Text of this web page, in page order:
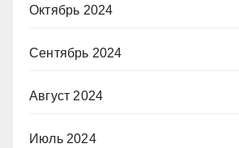
Октябрь 2024
Сентябрь 2024
Август 2024
Июль 2024